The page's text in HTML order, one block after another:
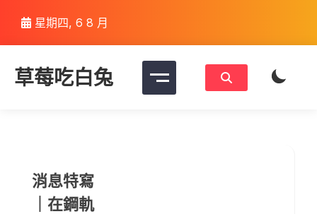
content
星期四, 6 8 月
草莓吃白兔
消息特寫
｜在鋼軌